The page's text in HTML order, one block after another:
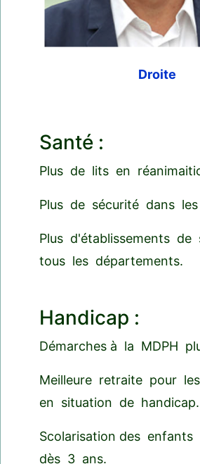
Droite
Santé :
Plus de lits en
Plus de sécurité dans
Plus d'établissements de
tous les départements.
Handicap :
Démarches à la MDPH
Meilleure retraite pour
en situation de handicap.
Scolarisation des enfants
dès 3 ans.